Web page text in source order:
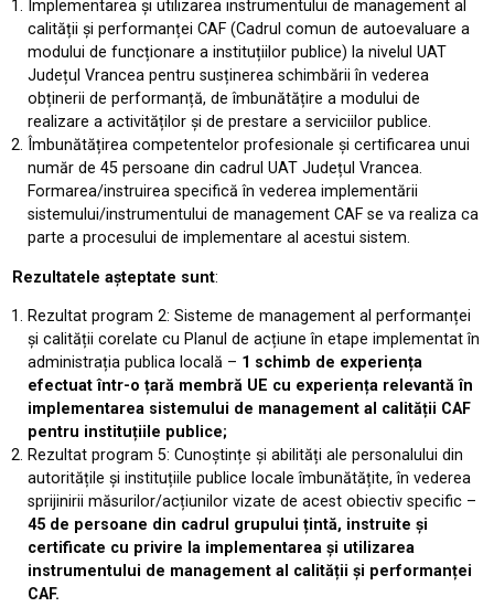
Implementarea și utilizarea instrumentului de management al
calității și performanței CAF (Cadrul comun de autoevaluare a
modului de funcționare a instituțiilor publice) la nivelul UAT
Județul Vrancea pentru susținerea schimbării în vederea
obținerii de performanță, de îmbunătățire a modului de
realizare a activităților și de prestare a serviciilor publice.
Îmbunătățirea competentelor profesionale și certificarea unui
număr de 45 persoane din cadrul UAT Județul Vrancea.
Formarea/instruirea specifică în vederea implementării
sistemului/instrumentului de management CAF se va realiza ca
parte a procesului de implementare al acestui sistem.
Rezultatele așteptate sunt:
Rezultat program 2: Sisteme de management al performanței
și calității corelate cu Planul de acțiune în etape implementat în
administrația publica locală – 1 schimb de experiența
efectuat într-o țară membră UE cu experiența relevantă în
implementarea sistemului de management al calității CAF
pentru instituțiile publice;
Rezultat program 5: Cunoștințe și abilități ale personalului din
autoritățile și instituțiile publice locale îmbunătățite, în vederea
sprijinirii măsurilor/acțiunilor vizate de acest obiectiv specific –
45 de persoane din cadrul grupului țintă, instruite și
certificate cu privire la implementarea și utilizarea
instrumentului de management al calității și performanței
CAF.